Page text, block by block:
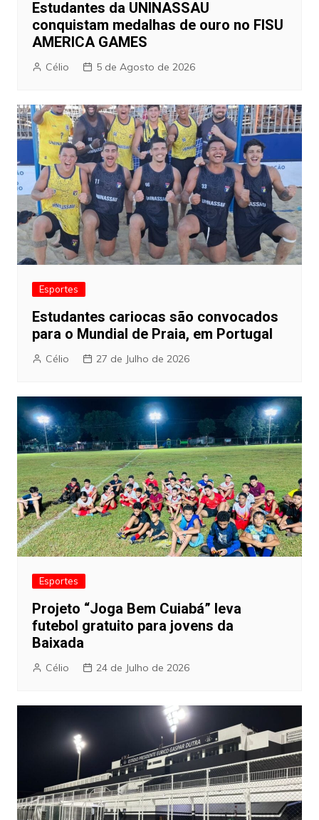
Estudantes da UNINASSAU
conquistam medalhas de ouro no FISU
AMERICA GAMES
Célio 5 de Agosto de 2026
Esportes
Estudantes cariocas são convocados
para o Mundial de Praia, em Portugal
Célio 27 de Julho de 2026
Esportes
Projeto “Joga Bem Cuiabá” leva
futebol gratuito para jovens da
Baixada
Célio 24 de Julho de 2026